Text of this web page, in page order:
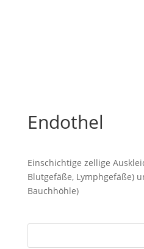
Endothel
Einschichtige zellige
Blutgefäße, Lymphgefäße)
Bauchhöhle)